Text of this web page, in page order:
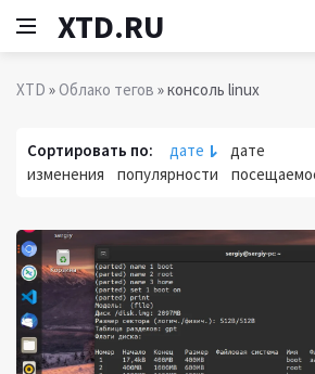
XTD.RU
XTD »Облако тегов » консоль linux
Сортировать по: дате
дате
изменения
популярности